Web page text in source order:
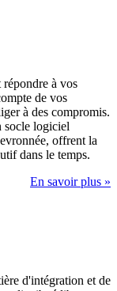
à vos
de vos
à des compromis.
socle logiciel
offrent la
dans le temps.
En savoir plus »
d'intégration et de